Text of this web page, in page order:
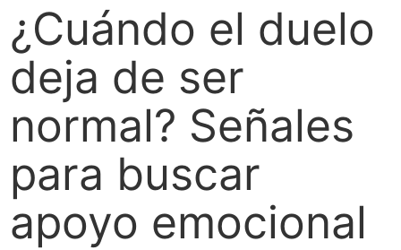
¿Cuándo el duelo
deja de ser
normal? Señales
para buscar
apoyo emocional